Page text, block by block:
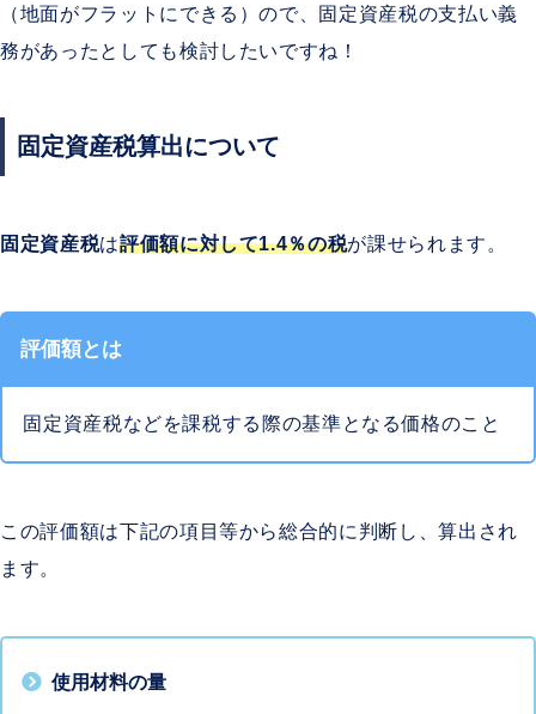
（地面がフラットにできる）ので、固定資産税の支払い義
務があったとしても検討したいですね！
固定資産税算出について
固定資産税は評価額に対して1.4％の税が課せられます。
評価額とは
固定資産税などを課税する際の基準となる価格のこと
この評価額は下記の項目等から総合的に判断し、算出され
ます。
使用材料の量